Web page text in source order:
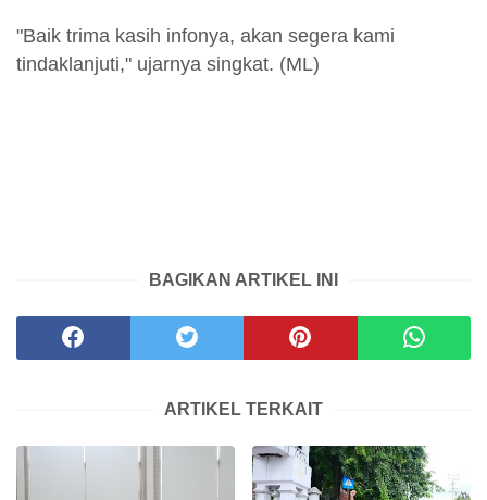
"Baik trima kasih infonya, akan segera kami
tindaklanjuti," ujarnya singkat. (ML)
BAGIKAN ARTIKEL INI
ARTIKEL TERKAIT